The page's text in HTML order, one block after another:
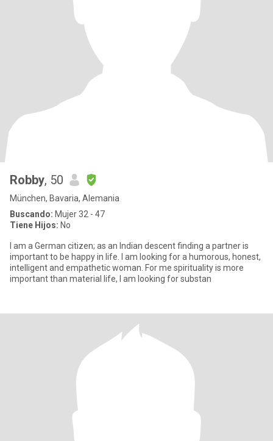
Robby, 50
München, Bavaria, Alemania
Buscando: Mujer 32 - 47
Tiene Hijos: No
I am a German citizen; as an Indian descent finding a partner is
important to be happy in life. I am looking for a humorous, honest,
intelligent and empathetic woman. For me spirituality is more
important than material life, I am looking for substan